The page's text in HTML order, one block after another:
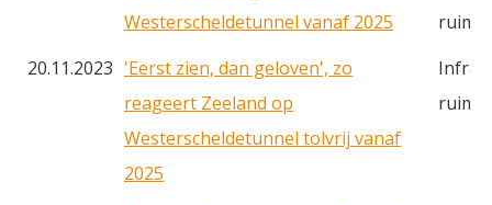
Westerscheldetunnel vanaf 2025
ruimte
20.11.2023 'Eerst zien, dan geloven', zo
reageert Zeeland op
Westerscheldetunnel tolvrij vanaf
2025
ruimte